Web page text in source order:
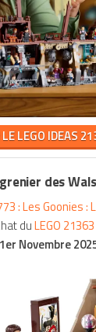
LEGO IDEAS
des
: Les Goonies :
duLEGO
1er Novembre